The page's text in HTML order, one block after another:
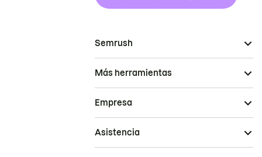
Semrush
Más herramientas
Empresa
Asistencia